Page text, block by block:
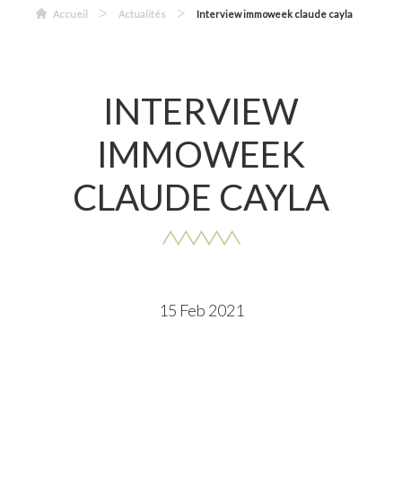
Accueil > Actualités > Interview immoweek claude cayla
INTERVIEW
IMMOWEEK
CLAUDE CAYLA
15 Feb 2021